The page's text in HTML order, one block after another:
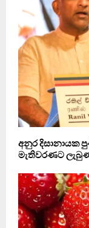
අනුර දිසානායක
මැතිවරණට